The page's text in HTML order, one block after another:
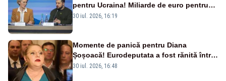
pentru Ucraina! Miliarde de euro pentru
armament și apărare
30 iul. 2026, 16:19
Momente de panică pentru Diana
Șoșoacă! Eurodeputata a fost rănită într-
un accident rutier
30 iul. 2026, 16:48